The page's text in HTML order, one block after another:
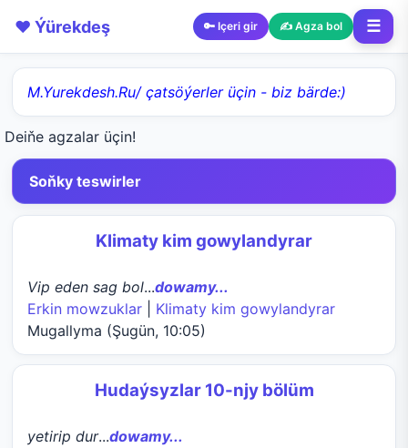
❤️ Ýürekdeş 🔑 Içeri gir ✍️ Agza bol ☰
M.Yurekdesh.Ru/ çatsöýerler üçin - biz bärde:)
Deiňe agzalar üçin!
Soňky teswirler
Klimaty kim gowylandyrar
Vip eden sag bol...dowamy...
Erkin mowzuklar
Klimaty kim gowylandyrar
Mugallyma (Şugün, 10:05)
Hudaýsyzlar 10-njy bölüm
yetirip dur...dowamy...